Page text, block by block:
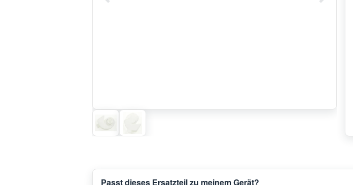
Passt dieses Ersatzteil zu meinem Gerät?